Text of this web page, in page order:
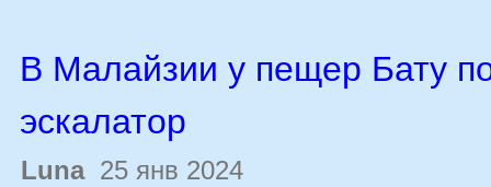
В Малайзии у пещер Бату
эскалатор
Luna25 янв 2024